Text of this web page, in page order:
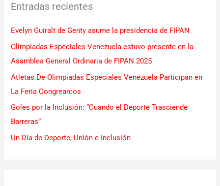
a
p
o
r
:
Entradas recientes
Evelyn Guiralt de Genty asume la presidencia de FIPAN
Olimpiadas Especiales Venezuela estuvo presente en la
Asamblea General Ordinaria de FIPAN 2025
Atletas De Olimpiadas Especiales Venezuela Participan en
La Feria Congrearcos
Goles por la Inclusión: “Cuando el Deporte Trasciende
Barreras”
Un Día de Deporte, Unión e Inclusión